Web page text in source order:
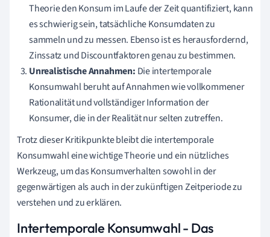
Theorie den Konsum im Laufe der Zeit quantifiziert, kann
es schwierig sein, tatsächliche Konsumdaten zu
sammeln und zu messen. Ebenso ist es herausfordernd,
Zinssatz und Discountfaktoren genau zu bestimmen.
Unrealistische Annahmen: Die intertemporale
Konsumwahl beruht auf Annahmen wie vollkommener
Rationalität und vollständiger Information der
Konsumer, die in der Realität nur selten zutreffen.
Trotz dieser Kritikpunkte bleibt die intertemporale
Konsumwahl eine wichtige Theorie und ein nützliches
Werkzeug, um das Konsumverhalten sowohl in der
gegenwärtigen als auch in der zukünftigen Zeitperiode zu
verstehen und zu erklären.
Intertemporale Konsumwahl - Das